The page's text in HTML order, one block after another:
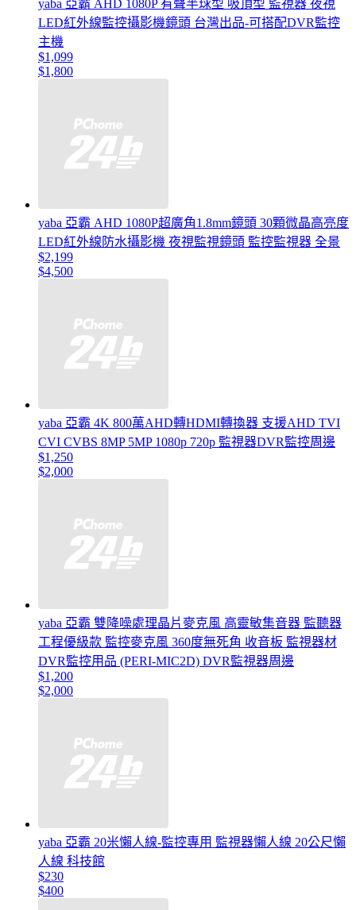
yaba 亞霸 AHD 1080P 有聲半球型 吸頂型 監視器 夜視
LED紅外線監控攝影機鏡頭 台灣出品-可搭配DVR監控
主機
$1,099
$1,800
yaba 亞霸 AHD 1080P超廣角1.8mm鏡頭 30顆微晶高亮度
LED紅外線防水攝影機 夜視監視鏡頭 監控監視器 全景
$2,199
$4,500
yaba 亞霸 4K 800萬AHD轉HDMI轉換器 支援AHD TVI
CVI CVBS 8MP 5MP 1080p 720p 監視器DVR監控周邊
$1,250
$2,000
yaba 亞霸 雙降噪處理晶片麥克風 高靈敏集音器 監聽器
工程優級款 監控麥克風 360度無死角 收音板 監視器材
DVR監控用品 (PERI-MIC2D) DVR監視器周邊
$1,200
$2,000
yaba 亞霸 20米懶人線-監控專用 監視器懶人線 20公尺懶
人線 科技館
$230
$400